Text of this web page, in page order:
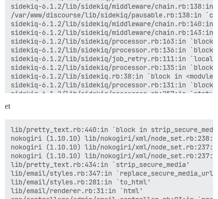
sidekiq-6.1.2/lib/sidekiq/middleware/
/var/www/discourse/lib/sidekiq/pausable.rb:138:in
sidekiq-6.1.2/lib/sidekiq/middleware/
sidekiq-6.1.2/lib/sidekiq/middleware/chain.rb:143:in
sidekiq-6.1.2/lib/sidekiq/processor.rb:163:in `block
sidekiq-6.1.2/lib/sidekiq/processor.rb:136:in
sidekiq-6.1.2/lib/sidekiq/job_retry.rb:111:in `local'
sidekiq-6.1.2/lib/sidekiq/processor.rb:135:in
sidekiq-6.1.2/lib/sidekiq.rb:38:in `block in
sidekiq-6.1.2/lib/sidekiq/processor.rb:131:in
sidekiq-6.1.2/lib/sidekiq/processor.rb:257:in `stats'
sidekiq-6.1.2/lib/sidekiq/job_retry.rb:78:in `global'
sidekiq-6.1.2/lib/sidekiq/processor.rb:124:in `block
sidekiq-6.1.2/lib/sidekiq/logger.rb:10:in `with'
sidekiq-6.1.2/lib/sidekiq/job_logger.rb:33:in
sidekiq-6.1.2/lib/sidekiq/processor.rb:123:in
sidekiq-6.1.2/lib/sidekiq/processor.rb:162:in
sidekiq-6.1.2/lib/sidekiq/processor.rb:78:in
sidekiq-6.1.2/lib/sidekiq/processor.rb:68:in `run'
et
lib/pretty_text.rb:440:in `block in
nokogiri (1.10.10) lib/nokogiri/xml/
nokogiri (1.10.10) lib/nokogiri/xml/
nokogiri (1.10.10) lib/nokogiri/xml/
lib/pretty_text.rb:434:in `strip_secure_media'
lib/email/styles.rb:347:in
lib/email/styles.rb:281:in `to_html'
lib/email/renderer.rb:31:in `html'